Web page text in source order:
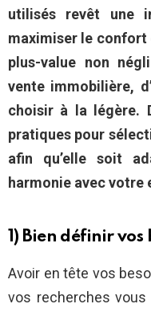
utilisés revêt une
maximiser le confort
plus-value non
vente immobilière,
choisir à la légère.
pratiques pour
afin qu’elle soit
harmonie avec votre
1) Bien définir
Avoir en tête vos
vos recherches vous